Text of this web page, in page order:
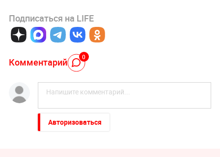
Подписаться на LIFE
Комментарий 0
Авторизоваться